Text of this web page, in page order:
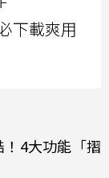
下載爽用
4大功能「摺